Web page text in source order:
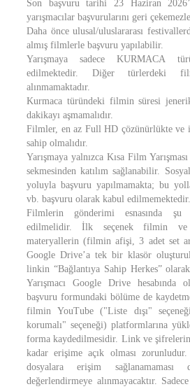
Son başvuru tarihi 23 Haziran
yarışmacılar başvurularını geri
Daha önce ulusal/uluslararası
almış filmlerle başvuru yapılabilir.
Yarışmaya sadece KURMACA
edilmektedir. Diğer türlerdeki
alınmamaktadır.
Kurmaca türündeki filmin süresi
dakikayı aşmamalıdır.
Filmler, en az Full HD çözünürlükte ve
sahip olmalıdır.
Yarışmaya yalnızca Kısa Film
sekmesinden katılım sağlanabilir.
yoluyla başvuru yapılmamakta; bu
vb. başvuru olarak kabul edilmemektedir.
Filmlerin gönderimi esnasında
edilmelidir. İlk seçenek filmin
materyallerin (filmin afişi, 3 adet set
Google Drive’a tek bir klasör
linkin “Bağlantıya Sahip Herkes”
Yarışmacı Google Drive hesabında
başvuru formundaki bölüme de
filmin YouTube ("Liste dışı"
korumalı" seçeneği) platformlarına
forma kaydedilmesidir. Link ve
kadar erişime açık olması zorunludur.
dosyalara erişim sağlanamaması
değerlendirmeye alınmayacaktır.